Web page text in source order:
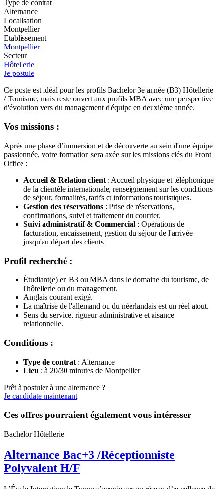
Type de contrat
Alternance
Localisation
Montpellier
Etablissement
Montpellier
Secteur
Hôtellerie
Je postule
Ce poste est idéal pour les profils Bachelor 3e année (B3) Hôtellerie
/ Tourisme, mais reste ouvert aux profils MBA avec une perspective
d'évolution vers du management d'équipe en deuxième année.
Vos missions :
Après une phase d’immersion et de découverte au sein d'une équipe
passionnée, votre formation sera axée sur les missions clés du Front
Office :
Accueil & Relation client : Accueil physique et téléphonique
de la clientèle internationale, renseignement sur les conditions
de séjour, formalités, tarifs et informations touristiques.
Gestion des réservations : Prise de réservations,
confirmations, suivi et traitement du courrier.
Suivi administratif & Commercial : Opérations de
facturation, encaissement, gestion du séjour de l'arrivée
jusqu'au départ des clients.
Profil recherché :
Étudiant(e) en B3 ou MBA dans le domaine du tourisme, de
l'hôtellerie ou du management.
Anglais courant exigé.
La maîtrise de l'allemand ou du néerlandais est un réel atout.
Sens du service, rigueur administrative et aisance
relationnelle.
Conditions :
Type de contrat : Alternance
Lieu : à 20/30 minutes de Montpellier
Prêt à postuler à une alternance ?
Je candidate maintenant
Ces offres pourraient également vous intéresser
Bachelor Hôtellerie
Alternance Bac+3 /Réceptionniste
Polyvalent H/F